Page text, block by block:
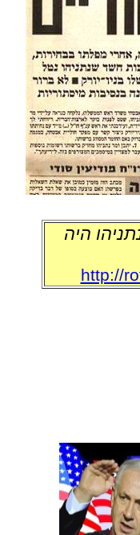
נתניהו היה
http://